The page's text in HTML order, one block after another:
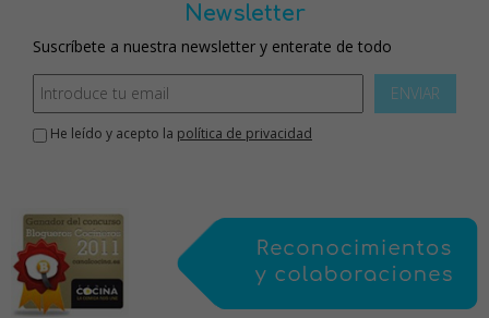
Newsletter
Suscríbete a nuestra newsletter y enterate de todo
ENVIAR
He leído y acepto la política de privacidad